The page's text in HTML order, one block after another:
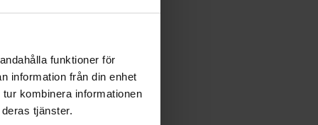
funktioner för
information från din enhet
kombinera informationen
tjänster.